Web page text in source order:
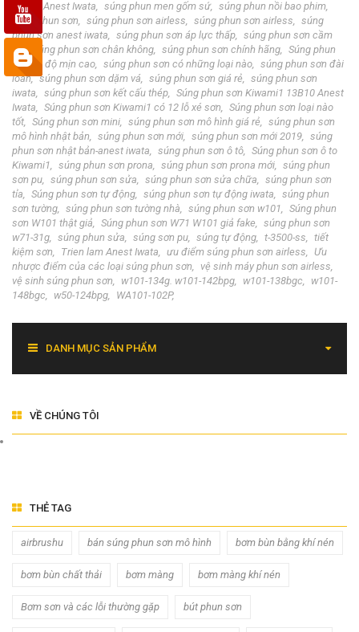
13B10 Anest Iwata súng phun men gốm sứ
súng phun nồi bao phim
súng phun sơn
súng phun sơn airless súng phun sơn airless
súng
phun sơn anest iwata
súng phun sơn áp lực thấp
súng phun sơn cầm
tay
súng phun sơn chân không súng phun sơn chính hãng
Súng phun
sơn có độ mịn cao
súng phun sơn có những loại nào
súng phun sơn đài
loan
súng phun sơn dặm vá súng phun sơn giá rẻ
súng phun sơn
iwata
súng phun sơn kết cấu thép
Súng phun sơn Kiwami1 13B10 Anest
Iwata
Súng phun sơn Kiwami1 có 12 lỗ xé sơn
Súng phun sơn loại nào
tốt
Súng phun sơn mini súng phun sơn mô hình giá rẻ
súng phun sơn
mô hình nhật bản
súng phun sơn mới súng phun sơn mới 2019
súng
phun sơn nhật bản-anest iwata
súng phun sơn ô tô
Súng phun sơn ô to
Kiwami1
súng phun sơn prona súng phun sơn prona mới
súng phun
sơn pu
súng phun sơn sửa súng phun sơn sửa chữa
súng phun sơn
tỉa
Súng phun sơn tự động súng phun sơn tự động iwata
súng phun
sơn tường
súng phun sơn tường nhà súng phun sơn w101
Súng phun
sơn W101 thật giả
Súng phun sơn W71 W101 giả fake
súng phun sơn
w71-31g
súng phun sửa súng sơn pu súng tự động t-3500-ss
tiết
kiệm sơn
Trien lam Anest Iwata ưu điểm súng phun sơn airless
Ưu
nhược điểm của các loại súng phun sơn
vệ sinh máy phun sơn airless
vệ sinh súng phun sơn
w101-134g. w101-142bpg w101-138bgc
w101-
148bgc
w50-124bpg WA101-102P
DANH MỤC SẢN PHẨM
VỀ CHÚNG TÔI
THẺ TAG
airbrushu bán súng phun sơn mô hình bơm bùn bằng khí nén
bơm bùn chất thải bơm màng bơm màng khí nén
Bơm sơn và các lỗi thường gặp bút phun sơn